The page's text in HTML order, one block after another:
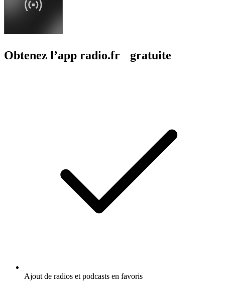
Obtenez l’app radio.fr gratuite
Ajout de radios et podcasts en favoris